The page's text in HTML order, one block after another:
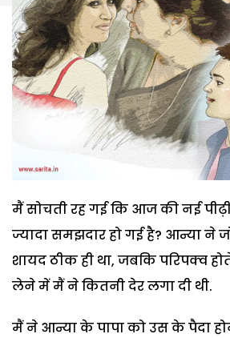
मैं सोचती रह गई कि आज की नई
ज्यादा समझदार हो गई है? आन्या ने
शायद ठीक ही था, जबकि परिपक्व
लेने में मैं ने कितनी देर लगा दी थी.
मैं ने आन्या के पापा को उस के पैदा